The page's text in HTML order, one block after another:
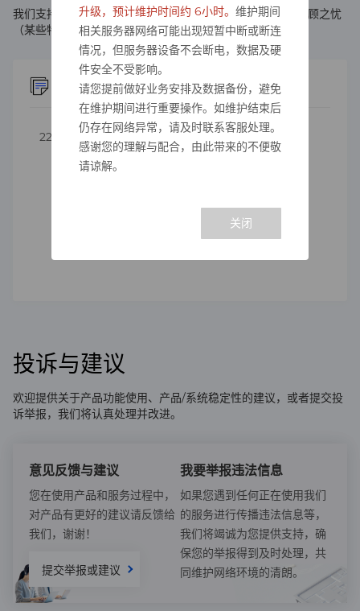
我们支持您在购买后的24小时内无理由退款，让您购买无后顾之忧
（某些特殊产品除外）。
退款政策
222
投诉与建议
欢迎提供关于产品功能使用、产品/系统稳定性的建议，或者提交投
诉举报，我们将认真处理并改进。
意见反馈与建议
您在使用产品和服务过程中，
对产品有更好的建议请反馈给
我们，谢谢！
提交举报或建议
我要举报违法信息
如果您遇到任何正在使用我们
的服务进行传播违法信息等，
我们将竭诚为您提供支持，确
保您的举报得到及时处理，共
同维护网络环境的清朗。
升级，预计维护时间约 6小时。 维护期间
相关服务器网络可能出现短暂中断或断连
情况，但服务器设备不会断电，数据及硬
件安全不受影响。
请您提前做好业务安排及数据备份，避免
在维护期间进行重要操作。如维护结束后
仍存在网络异常，请及时联系客服处理。
感谢您的理解与配合，由此带来的不便敬
请谅解。